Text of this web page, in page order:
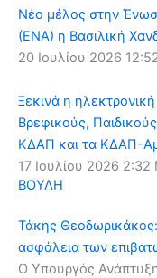
Νέο μέλος στην
(ΕΝΑ) η Βασιλική
20 Ιουλίου 2026
Ξεκινά η
Βρεφικούς,
ΚΔΑΠ και τα ΚΔΑΠ-
17 Ιουλίου 2026
ΒΟΥΛΗ
Τάκης
ασφάλεια των
Ο Υπουργός